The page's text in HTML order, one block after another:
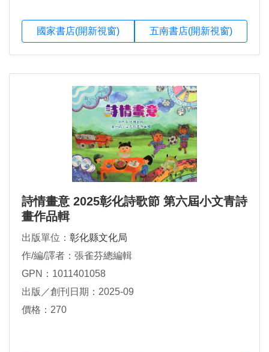
國家書店(開新視窗) 五南書店(開新視窗)
詩情畫意 2025彰化詩歌節 第六屆小文青詩
畫作品輯
出版單位： 彰化縣文化局
作/編/譯者：張雀芬總編輯
GPN：1011401058
出版／創刊日期：2025-09
價格：270